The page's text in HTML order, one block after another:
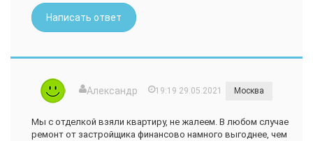
Написать ответ
Александр 19:19 29.05.2021 Москва
Мы с отделкой взяли квартиру, не жалеем. В любом случае
ремонт от застройщика финансово намного выгоднее, чем